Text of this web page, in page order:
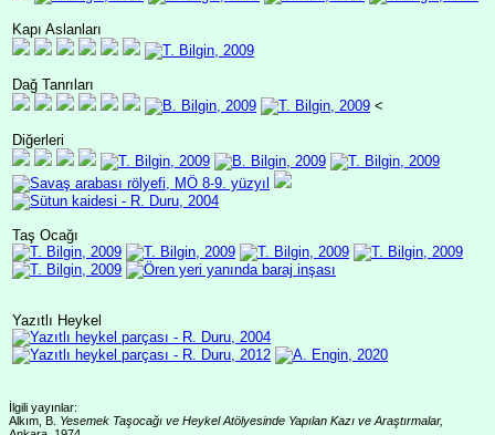
Kapı Aslanları
Dağ Tanrıları
<
Diğerleri
Taş Ocağı
Yazıtlı Heykel
İlgili yayınlar:
Alkım, B. Yesemek Taşocağı ve Heykel Atölyesinde Yapılan Kazı ve Araştırmalar,